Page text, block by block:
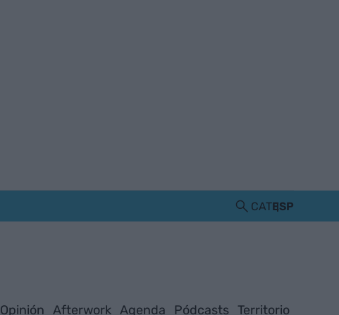
CATESP
Opinión Afterwork Agenda Pódcasts Territorio